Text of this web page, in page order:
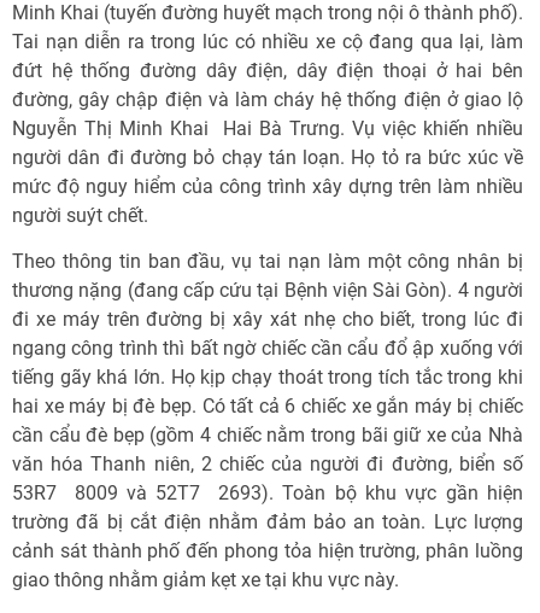
Minh Khai (tuyến đường huyết mạch trong nội ô thành phố).
Tai nạn diễn ra trong lúc có nhiều xe cộ đang qua lại, làm
đứt hệ thống đường dây điện, dây điện thoại ở hai bên
đường, gây chập điện và làm cháy hệ thống điện ở giao lộ
Nguyễn Thị Minh Khai  Hai Bà Trưng. Vụ việc khiến nhiều
người dân đi đường bỏ chạy tán loạn. Họ tỏ ra bức xúc về
mức độ nguy hiểm của công trình xây dựng trên làm nhiều
người suýt chết.
Theo thông tin ban đầu, vụ tai nạn làm một công nhân bị
thương nặng (đang cấp cứu tại Bệnh viện Sài Gòn). 4 người
đi xe máy trên đường bị xây xát nhẹ cho biết, trong lúc đi
ngang công trình thì bất ngờ chiếc cần cẩu đổ ập xuống với
tiếng gãy khá lớn. Họ kịp chạy thoát trong tích tắc trong khi
hai xe máy bị đè bẹp. Có tất cả 6 chiếc xe gắn máy bị chiếc
cần cẩu đè bẹp (gồm 4 chiếc nằm trong bãi giữ xe của Nhà
văn hóa Thanh niên, 2 chiếc của người đi đường, biển số
53R7  8009 và 52T7  2693). Toàn bộ khu vực gần hiện
trường đã bị cắt điện nhằm đảm bảo an toàn. Lực lượng
cảnh sát thành phố đến phong tỏa hiện trường, phân luồng
giao thông nhằm giảm kẹt xe tại khu vực này.